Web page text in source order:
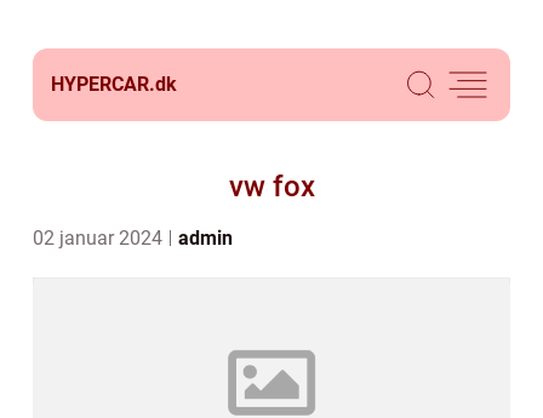
HYPERCAR.dk
vw fox
02 januar 2024 admin